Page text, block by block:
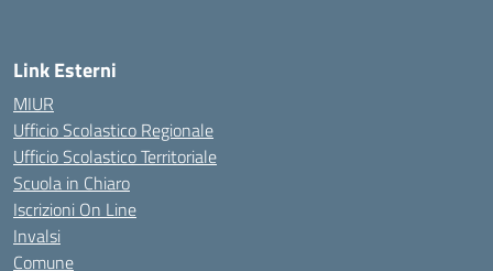
Link Esterni
MIUR
Ufficio Scolastico Regionale
Ufficio Scolastico Territoriale
Scuola in Chiaro
Iscrizioni On Line
Invalsi
Comune